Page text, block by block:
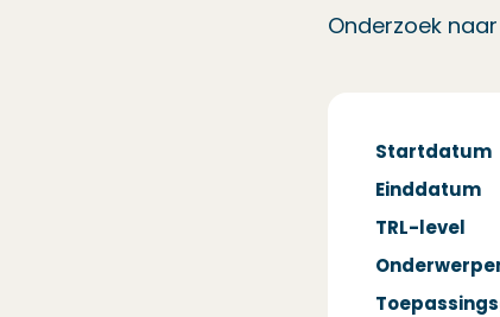
Onderzoek
Startdatum
Einddatum
TRL-level